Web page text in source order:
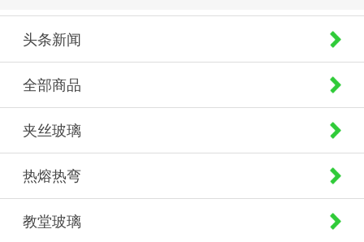
头条新闻
全部商品
夹丝玻璃
热熔热弯
教堂玻璃